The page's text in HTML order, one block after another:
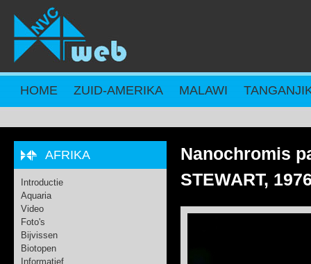
Overslaan en naar de inhoud gaan
HOME ZUID-AMERIKA MALAWI
Nanochromis
STEWART,
AFRIKA
Introductie
Aquaria
Video
Foto's
Bijvissen
Biotopen
Informatief